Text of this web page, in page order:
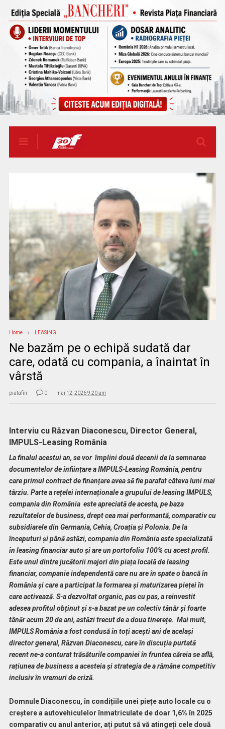
Home LEASING
Ne bazăm pe o echipă sudată dar
care, odată cu compania, a înaintat în
vârstă
piatafin 0 mai 12, 2026 9:20 am
Interviu cu Răzvan Diaconescu, Director General,
IMPULS-Leasing România
La finalul acestui an, se vor împlini două decenii de la semnarea
documentelor de înființare a IMPULS-Leasing România, pentru
care primul contract de finanțare avea să fie parafat câteva luni mai
târziu. Parte a rețelei internaționale a grupului de leasing IMPULS,
compania din România este apreciată de acesta, pe baza
rezultatelor de business, drept cea mai performantă, comparativ cu
subsidiarele din Germania, Cehia, Croația și Polonia. De la
începuturi și până astăzi, compania din România este specializată
în leasing financiar auto și are un portofoliu 100% cu acest profil.
Este unul dintre jucătorii majori din piața locală de leasing
financiar, companie independentă care nu are în spate o bancă în
România și care a participat la formarea și maturizarea pieței în
care activează. S-a dezvoltat organic, pas cu pas, a reinvestit
adesea profitul obținut și s-a bazat pe un colectiv tânăr și foarte
tânăr acum 20 de ani, astăzi trecut de a doua tinerețe. Mai mult,
IMPULS România a fost condusă în toți acești ani de același
director general, Răzvan Diaconescu, care în discuția purtată
recent ne-a conturat trăsăturile companiei în fruntea căreia se află,
rațiunea de business a acesteia și strategia de a rămâne competitiv
inclusiv în vremuri de criză.
Domnule Diaconescu, în condițiile unei piețe auto locale cu o
creștere a autovehiculelor înmatriculate de doar 1,6% în 2025
comparativ cu anul anterior, ați putut să vă atingeți cele două